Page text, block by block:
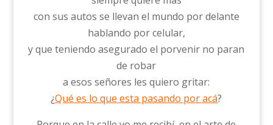
con sus autos se llevan el mundo por delante
hablando por celular,
y que teniendo asegurado el porvenir no paran
de robar
a esos señores les quiero gritar:
¿Qué es lo que esta pasando por acá?